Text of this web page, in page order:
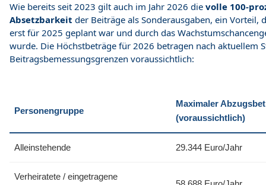
Wie bereits seit 2023 gilt auch im Jahr 2026 die volle 100-
Absetzbarkeit der Beiträge als Sonderausgaben, ein Vorteil,
erst für 2025 geplant war und durch das
wurde. Die Höchstbeträge für 2026 betragen nach aktuellem
Beitragsbemessungsgrenzen voraussichtlich:
Personengruppe
Maximaler
(voraussichtlich)
Alleinstehende 29.344 Euro/Jahr
Verheiratete / eingetragene